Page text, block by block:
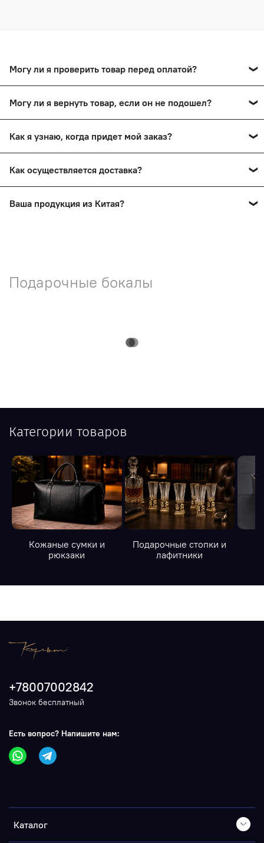
Могу ли я проверить товар перед оплатой?
осмотра в пункте выдачи.
Могу ли я вернуть товар, если он не подошел?
сохранив товарный вид.
Как я узнаю, когда придет мой заказ?
заказа в пункт выдачи. Также мы проинформируем вас
по телефону.
Как осуществляется доставка?
Ваша продукция из Китая?
Подарочные бокалы
Категории товаров
Кожаные сумки и
рюкзаки
Подарочные стопки и
лафитники
Каталог
+78007002842
Звонок бесплатный
Есть вопрос? Напишите нам: